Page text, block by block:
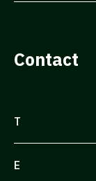
Contact
T
E